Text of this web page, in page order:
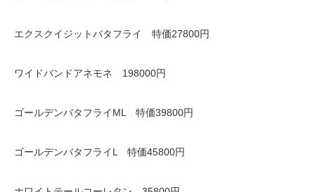
エクスクイジットバタフライ 特価27800円
ワイドバンドアネモネ 198000円
ゴールデンバタフライML 特価39800円
ゴールデンバタフライL 特価45800円